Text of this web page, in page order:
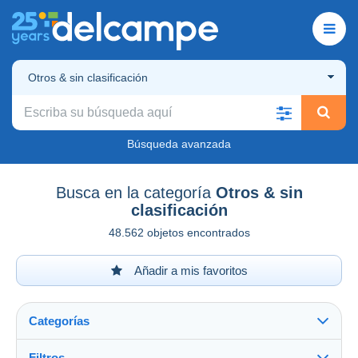
Otros & sin clasificación
Búsqueda avanzada
Busca en la categoría Otros & sin
clasificación
48.562 objetos encontrados
Añadir a mis favoritos
Categorías